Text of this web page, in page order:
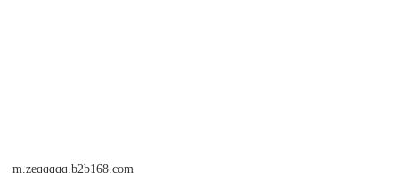
m.zeqqqqq.b2b168.com